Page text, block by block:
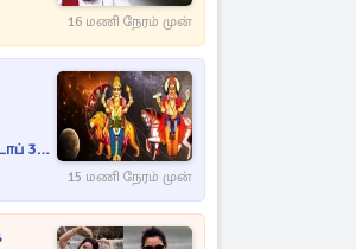
16 மணி நேரம் முன்
3
15 மணி நேரம் முன்